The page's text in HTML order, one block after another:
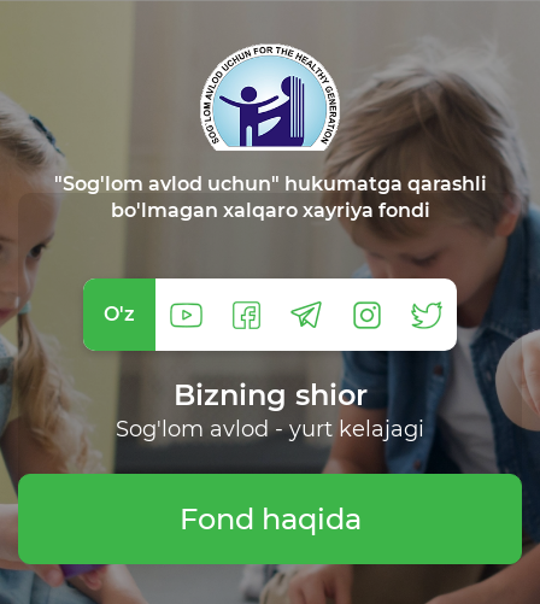
"Sog'lom avlod uchun" hukumatga qarashli
bo'lmagan xalqaro xayriya fondi
O'z
Bizning shior
Sog'lom avlod - yurt kelajagi
Fond haqida